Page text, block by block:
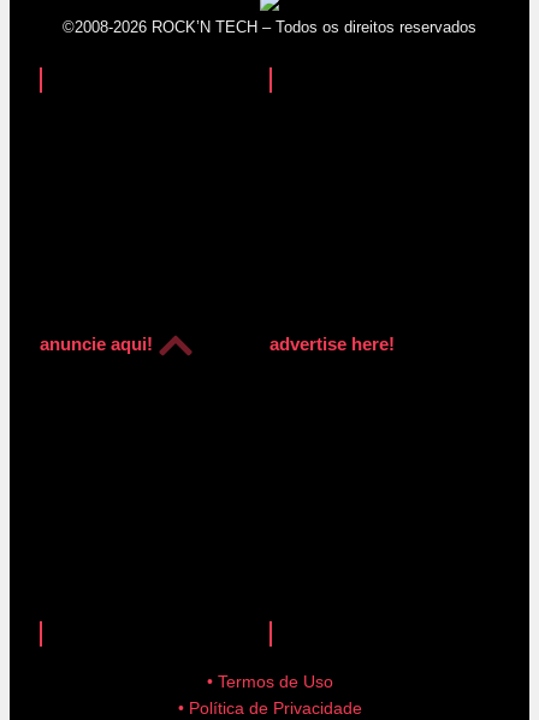
©2008-2026 ROCK’N TECH – Todos os direitos reservados
anuncie aqui! advertise here!
• Termos de Uso
• Política de Privacidade